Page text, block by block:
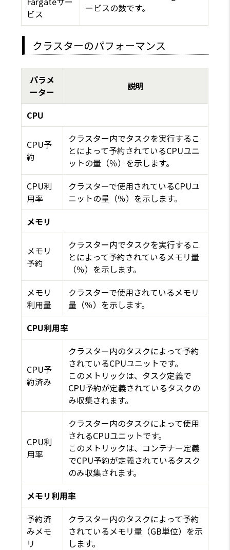
ビス
ービスの数です。
クラスターのパフォーマンス
パラメ
ーター
説明
CPU
CPU予
約
クラスター内でタスクを実行するこ
とによって予約されているCPUユニ
ットの量（％）を示します。
CPU利
用率
クラスターで使用されているCPUユ
ニットの量（％）を示します。
メモリ
メモリ
予約
クラスター内でタスクを実行するこ
とによって予約されているメモリ量
（％）を示します。
メモリ
利用量
クラスターで使用されているメモリ
量（％）を示します。
CPU利用率
CPU予
約済み
クラスター内のタスクによって予約
されているCPUユニットです。
このメトリックは、タスク定義で
CPU予約が定義されているタスクの
み収集されます。
CPU利
用率
クラスター内のタスクによって使用
されるCPUユニットです。
このメトリックは、コンテナー定義
でCPU予約が定義されているタスク
のみ収集されます。
メモリ利用率
予約済
みメモ
リ
クラスター内のタスクによって予約
されているメモリ量（GB単位）を示
します。